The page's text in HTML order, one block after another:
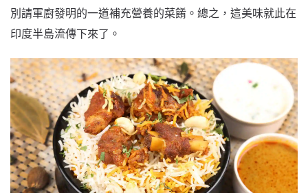
別請軍廚發明的一道補充營養的菜餚。總之，這美味就此在
印度半島流傳下來了。